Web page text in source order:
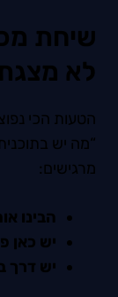
שיחת
לא
הטעות הכי
“מה יש
מרגישים:
הבינו
יש כאן
יש דרך